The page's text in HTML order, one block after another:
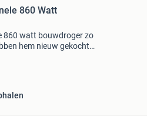
860 Watt
860 watt bouwdroger zo
hem nieuw gekocht